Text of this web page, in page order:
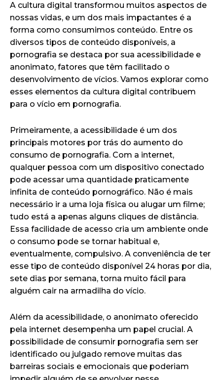
A cultura digital transformou muitos aspectos de
nossas vidas, e um dos mais impactantes é a
forma como consumimos conteúdo. Entre os
diversos tipos de conteúdo disponíveis, a
pornografia se destaca por sua acessibilidade e
anonimato, fatores que têm facilitado o
desenvolvimento de vícios. Vamos explorar como
esses elementos da cultura digital contribuem
para o vício em pornografia.
Primeiramente, a acessibilidade é um dos
principais motores por trás do aumento do
consumo de pornografia. Com a internet,
qualquer pessoa com um dispositivo conectado
pode acessar uma quantidade praticamente
infinita de conteúdo pornográfico. Não é mais
necessário ir a uma loja física ou alugar um filme;
tudo está a apenas alguns cliques de distância.
Essa facilidade de acesso cria um ambiente onde
o consumo pode se tornar habitual e,
eventualmente, compulsivo. A conveniência de ter
esse tipo de conteúdo disponível 24 horas por dia,
sete dias por semana, torna muito fácil para
alguém cair na armadilha do vício.
Além da acessibilidade, o anonimato oferecido
pela internet desempenha um papel crucial. A
possibilidade de consumir pornografia sem ser
identificado ou julgado remove muitas das
barreiras sociais e emocionais que poderiam